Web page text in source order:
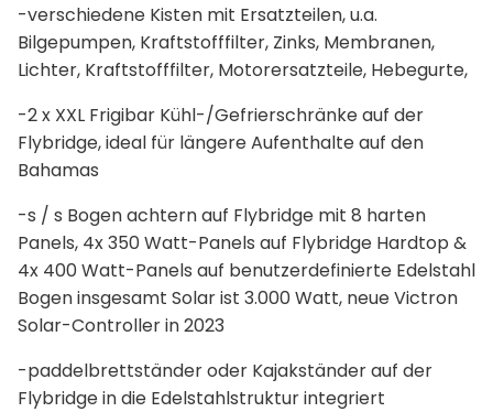
-verschiedene Kisten mit Ersatzteilen, u.a.
Bilgepumpen, Kraftstofffilter, Zinks, Membranen,
Lichter, Kraftstofffilter, Motorersatzteile, Hebegurte,
-2 x XXL Frigibar Kühl-/Gefrierschränke auf der
Flybridge, ideal für längere Aufenthalte auf den
Bahamas
-s / s Bogen achtern auf Flybridge mit 8 harten
Panels, 4x 350 Watt-Panels auf Flybridge Hardtop &
4x 400 Watt-Panels auf benutzerdefinierte Edelstahl
Bogen insgesamt Solar ist 3.000 Watt, neue Victron
Solar-Controller in 2023
-paddelbrettständer oder Kajakständer auf der
Flybridge in die Edelstahlstruktur integriert